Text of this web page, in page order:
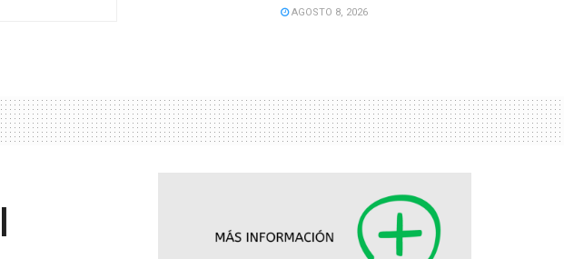
AGOSTO 8, 2026